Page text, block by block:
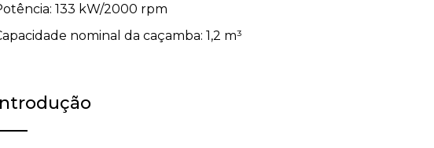
133 kW/2000 rpm
nominal da caçamba: 1,2 m³